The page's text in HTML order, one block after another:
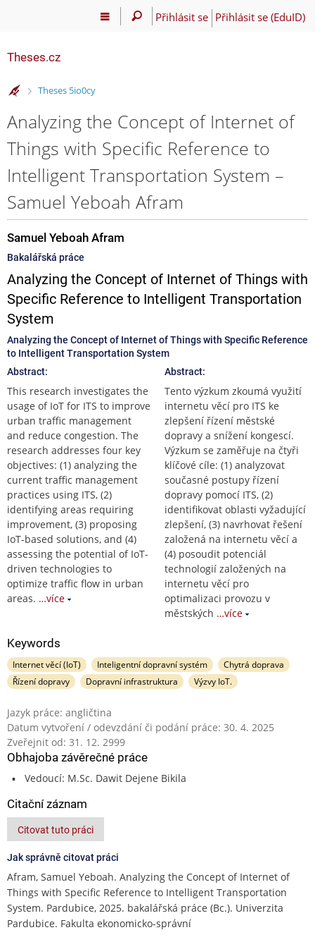
Přihlásit se Přihlásit se (EduID)
Theses.cz
>
Theses 5io0cy
Analyzing the Concept of Internet of
Things with Specific Reference to
Intelligent Transportation System –
Samuel Yeboah Afram
Samuel Yeboah Afram
Bakalářská práce
Analyzing the Concept of Internet of Things with
Specific Reference to Intelligent Transportation
System
Analyzing the Concept of Internet of Things with Specific Reference
to Intelligent Transportation System
Abstract:
This research investigates the
usage of IoT for ITS to improve
urban traffic management
and reduce congestion. The
research addresses four key
objectives: (1) analyzing the
current traffic management
practices using ITS, (2)
identifying areas requiring
improvement, (3) proposing
IoT-based solutions, and (4)
assessing the potential of IoT-
driven technologies to
optimize traffic flow in urban
areas. …více
Abstract:
Tento výzkum zkoumá využití
internetu věcí pro ITS ke
zlepšení řízení městské
dopravy a snížení kongescí.
Výzkum se zaměřuje na čtyři
klíčové cíle: (1) analyzovat
současné postupy řízení
dopravy pomocí ITS, (2)
identifikovat oblasti vyžadující
zlepšení, (3) navrhovat řešení
založená na internetu věcí a
(4) posoudit potenciál
technologií založených na
internetu věcí pro
optimalizaci provozu v
městských …více
Keywords
Internet věcí (IoT) Inteligentní dopravní systém
Chytrá doprava
Řízení dopravy
Dopravní infrastruktura Výzvy IoT.
Jazyk práce: angličtina
Datum vytvoření / odevzdání či podání práce: 30. 4. 2025
Zveřejnit od: 31. 12. 2999
Obhajoba závěrečné práce
Vedoucí: M.Sc. Dawit Dejene Bikila
Citační záznam
Citovat tuto práci
Jak správně citovat práci
Afram, Samuel Yeboah. Analyzing the Concept of Internet of
Things with Specific Reference to Intelligent Transportation
System. Pardubice, 2025. bakalářská práce (Bc.). Univerzita
Pardubice. Fakulta ekonomicko-správní